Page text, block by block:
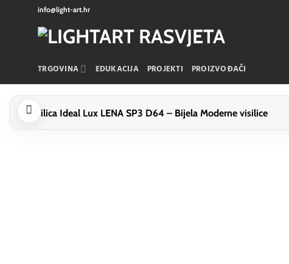
info@light-art.hr
TRGOVINA EDUKACIJA PROJEKTI PROIZVOĐAČI